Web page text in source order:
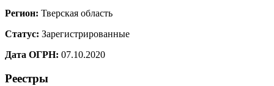
Регион: Тверская область
Статус: Зарегистрированные
Дата ОГРН: 07.10.2020
Реестры